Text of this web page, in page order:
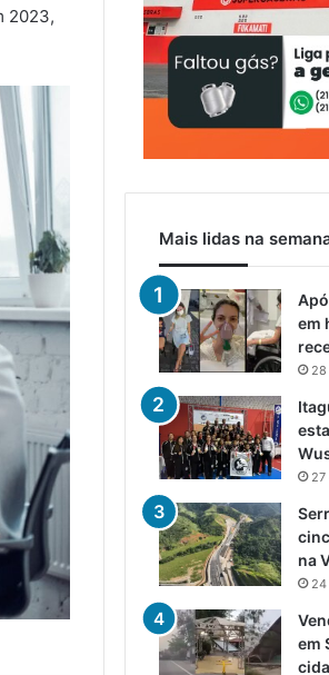
2023,
Mais lidas na
em
na
em